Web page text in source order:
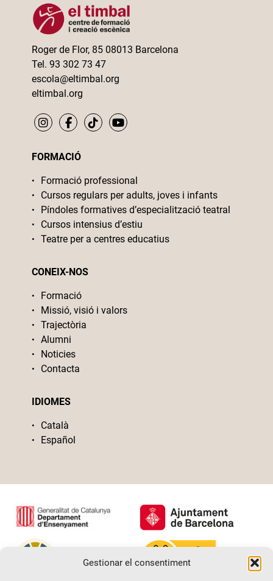
Gestionar el consentiment
Roger de Flor, 85 08013 Barcelona
Tel. 93 302 73 47
escola@eltimbal.org
eltimbal.org
FORMACIÓ
Formació professional
Cursos regulars per adults, joves i infants
Píndoles formatives d’especialització teatral
Cursos intensius d’estiu
Teatre per a centres educatius
CONEIX-NOS
Formació
Missió, visió i valors
Trajectòria
Alumni
Noticies
Contacta
IDIOMES
Català
Español